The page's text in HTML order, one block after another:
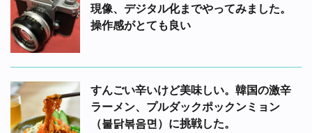
現像、デジタル化までやってみました。
操作感がとても良い
すんごい辛いけど美味しい。韓国の激辛
ラーメン、プルダックポックンミョン
（불닭볶음면）に挑戦した。